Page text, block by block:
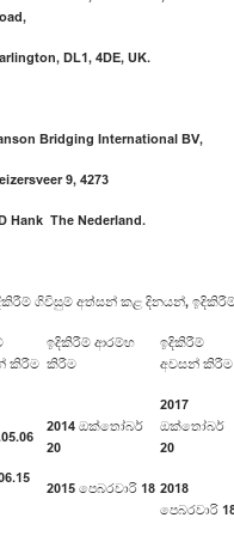
DL1, 4DE, UK.
Bridging International BV,
9, 4273
Hank The Nederland.
ගිවිසුම් අත්සන් කළ දිනයන්,
කිරීම
ඉදිකිරීම් ආරම්භ
කිරීම
ඉදිකිරීම්
අවසන් කිරීම
2014 ඔක්තෝබර්
20
2015 පෙබරවාරි 18
2017
ඔක්තෝබර්
20
2018
පෙබරවාරි